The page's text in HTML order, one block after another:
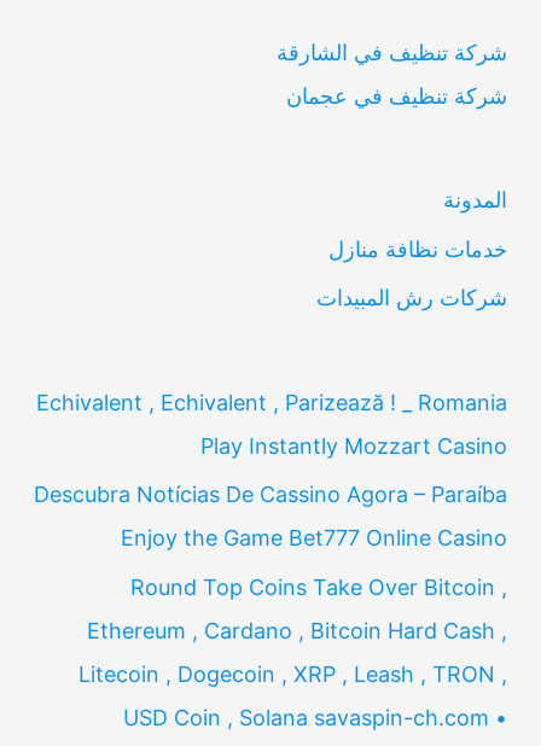
ح
ث
ن
شركة تنظيف في الشارقة
شركة تنظيف في عجمان
المدونة
خدمات نظافة منازل
شركات رش المبيدات
Echivalent , Echivalent , Parizează ! _ Romania
Play Instantly Mozzart Casino
Descubra Notícias De Cassino Agora – Paraíba
Enjoy the Game Bet777 Online Casino
Round Top Coins Take Over Bitcoin ,
Ethereum , Cardano , Bitcoin Hard Cash ,
Litecoin , Dogecoin , XRP , Leash , TRON ,
USD Coin , Solana savaspin-ch.com •